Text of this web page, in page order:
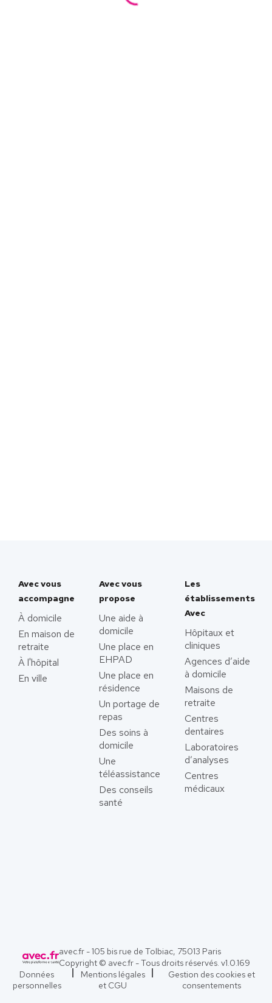
Avec vous
accompagne
À domicile
En maison de
retraite
À l'hôpital
En ville
Avec vous
propose
Une aide à
domicile
Une place en
EHPAD
Une place en
résidence
Un portage de
repas
Des soins à
domicile
Une
téléassistance
Des conseils
santé
Les
établissements
Avec
Hôpitaux et
cliniques
Agences d’aide
à domicile
Maisons de
retraite
Centres
dentaires
Laboratoires
d’analyses
Centres
médicaux
avec.fr - 105 bis rue de Tolbiac, 75013 Paris
Copyright © avec.fr - Tous droits réservés. v1.0.169
Données
personnelles
Mentions légales
et CGU
Gestion des cookies et
consentements